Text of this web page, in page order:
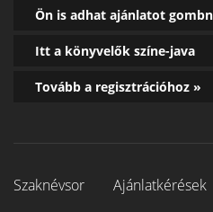
Ön is adhat ajánlatot
Itt a könyvelők színe-java
Tovább a regisztrációhoz »
Szaknévsor
Ajánlatkérések